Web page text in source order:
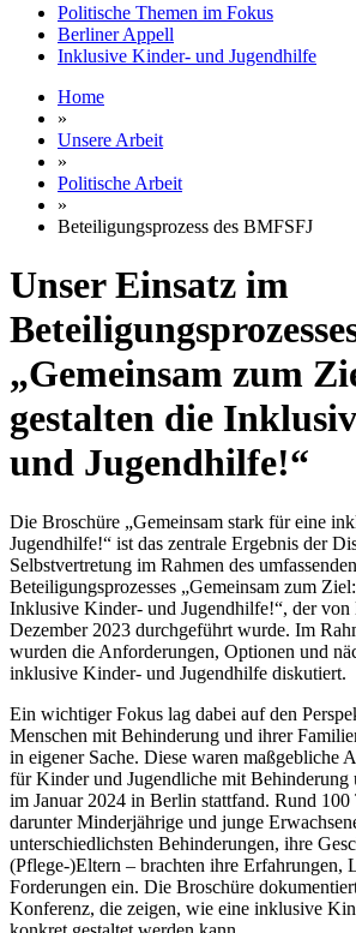
Politische Themen im Fokus
Berliner Appell
Inklusive Kinder- und Jugendhilfe
Home
»
Unsere Arbeit
»
Politische Arbeit
»
Beteiligungsprozess des BMFSFJ
Unser Einsatz im
„Gemeinsam zum
gestalten die
und Jugendhilfe!“
Die Broschüre „Gemeinsam stark für eine
Jugendhilfe!“ ist das zentrale Ergebnis der
Selbstvertretung im Rahmen des umfassenden
Beteiligungsprozesses „Gemeinsam zum
Inklusive Kinder- und Jugendhilfe!“, der von
Dezember 2023 durchgeführt wurde. Im
wurden die Anforderungen, Optionen und
inklusive Kinder- und Jugendhilfe diskutiert.
Ein wichtiger Fokus lag dabei auf den
Menschen mit Behinderung und ihrer
in eigener Sache. Diese waren maßgebliche
für Kinder und Jugendliche mit Behinderung
im Januar 2024 in Berlin stattfand. Rund 100
darunter Minderjährige und junge
unterschiedlichsten Behinderungen, ihre
(Pflege-)Eltern – brachten ihre Erfahrungen,
Forderungen ein. Die Broschüre
Konferenz, die zeigen, wie eine inklusive